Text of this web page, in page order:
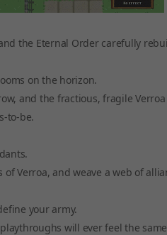
the Eternal Order carefully
on the horizon.
and the fractious, fragile
to-be.
Verroa, and weave a web of
your army.
will ever feel the